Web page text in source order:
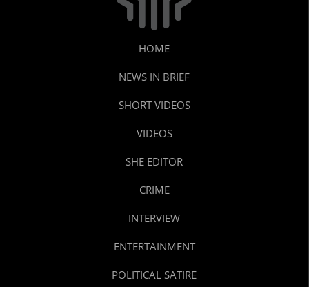
HOME
NEWS IN BRIEF
SHORT VIDEOS
VIDEOS
SHE EDITOR
CRIME
INTERVIEW
ENTERTAINMENT
POLITICAL SATIRE